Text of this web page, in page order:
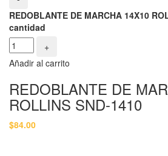
REDOBLANTE DE MARCHA 14X10
cantidad
+
Añadir al carrito
REDOBLANTE DE
ROLLINS SND-1410
$84.00